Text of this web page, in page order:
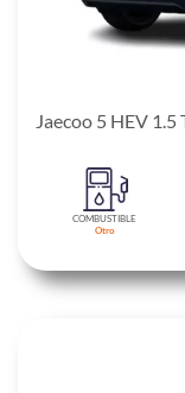
Jaecoo 5 HEV 1.5
COMBUSTIBLE
Otro